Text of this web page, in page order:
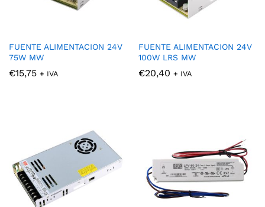
FUENTE ALIMENTACION 24V
75W MW
€15,75 + IVA
FUENTE ALIMENTACION 24V
100W LRS MW
€20,40 + IVA